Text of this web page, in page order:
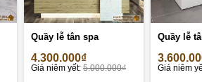
Quầy lễ tân spa
4.300.000₫
Giá niêm yết: 5.000.000₫
Quầy lễ
Giá niêm